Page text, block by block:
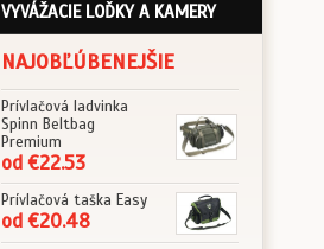
VYVÁŽACIE LOĎKY A KAMERY
NAJOBĽÚBENEJŠIE
Prívlačová ladvinka
Spinn Beltbag
Premium
od €22.53
Prívlačová taška Easy
od €20.48